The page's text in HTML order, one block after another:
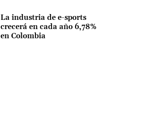
La industria de e-sports
crecerá en cada año 6,78%
en Colombia